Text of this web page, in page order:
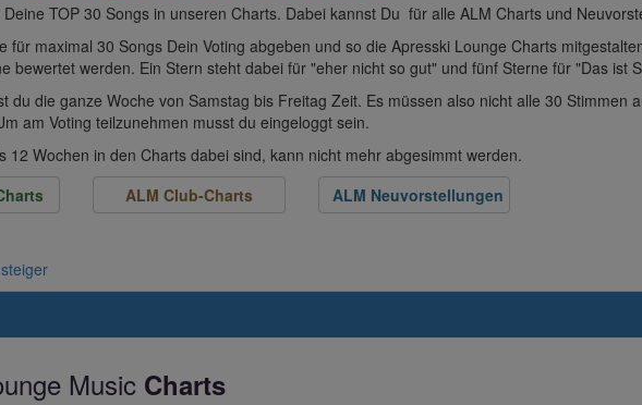
TOP 30 Songs in unseren Charts. Dabei kannst Du für alle ALM Charts und
für maximal 30 Songs Dein Voting abgeben und so die Apresski Lounge Charts
bewertet werden. Ein Stern steht dabei für "eher nicht so gut" und fünf Sterne für "Das ist
du die ganze Woche von Samstag bis Freitag Zeit. Es müssen also nicht alle 30 Stimmen
am Voting teilzunehmen musst du eingeloggt sein.
12 Wochen in den Charts dabei sind, kann nicht mehr abgesimmt werden.
ALM Club-Charts ALM Neuvorstellungen
Music Charts